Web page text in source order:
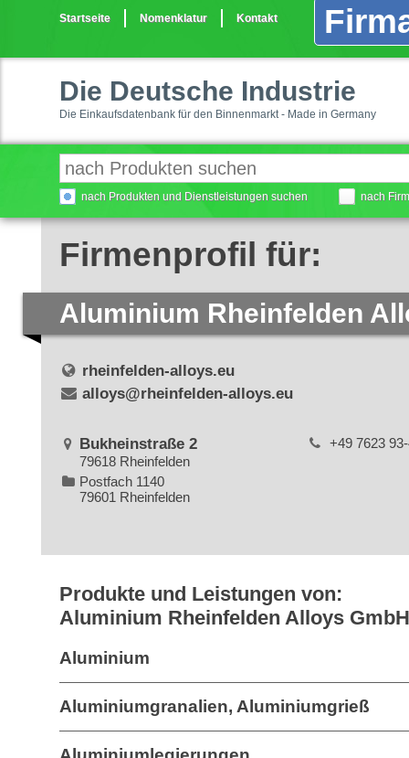
Startseite Nomenklatur Kontakt
Die Deutsche Industrie
Die Einkaufsdatenbank für den Binnenmarkt - Made in Germany
nach Produkten und Dienstleistungen suchen nach
Firmenprofil für:
Aluminium Rheinfelden
rheinfelden-alloys.eu
alloys@rheinfelden-alloys.eu
Bukheinstraße 2
79618 Rheinfelden
Postfach 1140
79601 Rheinfelden
+49 7623
Produkte und Leistungen von:
Aluminium Rheinfelden Alloys GmbH
Aluminium
Aluminiumgranalien, Aluminiumgrieß